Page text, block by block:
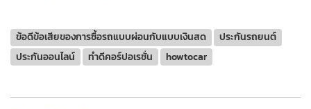
ข้อดีข้อเสียของการซื้อรถแบบผ่อนกับแบบเงินสด
ประกันรถยนต์
ประกันออนไลน์
ทำดีคอร์ปอเรชั่น howtocar